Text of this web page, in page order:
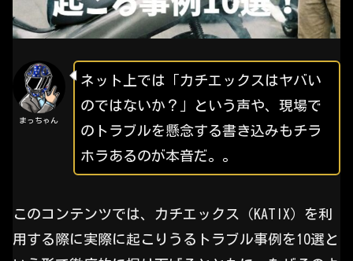
まっちゃん
ネット上では「カチエックスはヤバい
のではないか？」という声や、現場で
のトラブルを懸念する書き込みもチラ
ホラあるのが本音だ。。
このコンテンツでは、カチエックス（KATIX）を利
用する際に実際に起こりうるトラブル事例を10選と